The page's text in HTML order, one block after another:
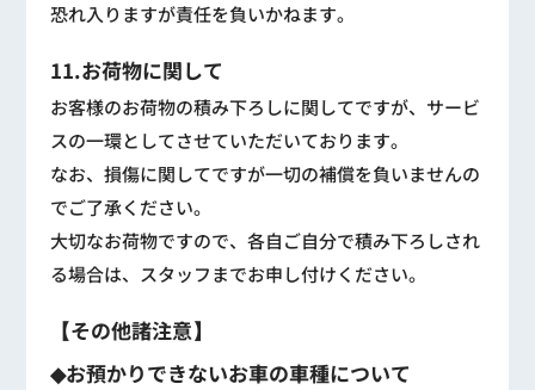
恐れ入りますが責任を負いかねます。
11.お荷物に関して
お客様のお荷物の積み下ろしに関してですが、サービ
スの一環としてさせていただいております。
なお、損傷に関してですが一切の補償を負いませんの
でご了承ください。
大切なお荷物ですので、各自ご自分で積み下ろしされ
る場合は、スタッフまでお申し付けください。
【その他諸注意】
◆お預かりできないお車の車種について